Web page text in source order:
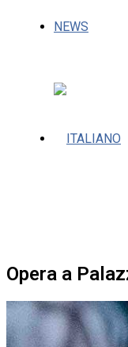
NEWS
Opera a